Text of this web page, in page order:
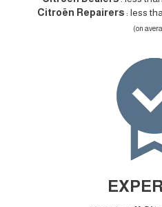
Citroën Repairers: less